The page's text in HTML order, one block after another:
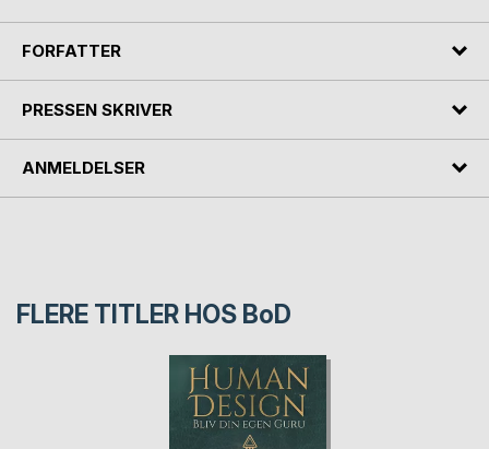
FORFATTER
PRESSEN SKRIVER
ANMELDELSER
FLERE TITLER HOS BoD